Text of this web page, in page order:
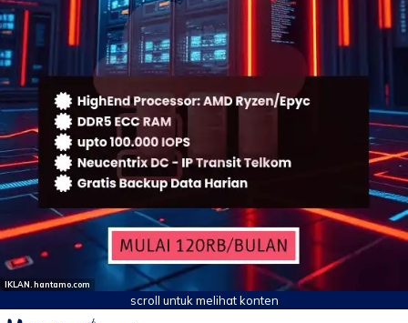
IKLAN. hantamo.com
scroll untuk melihat konten